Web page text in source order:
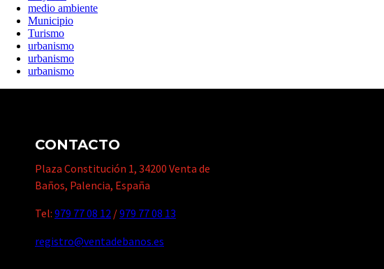
medio ambiente
Municipio
Turismo
urbanismo
urbanismo
urbanismo
CONTACTO
Plaza Constitución 1, 34200 Venta de
Baños, Palencia, España
Tel: 979 77 08 12 /979 77 08 13
registro@ventadebanos.es